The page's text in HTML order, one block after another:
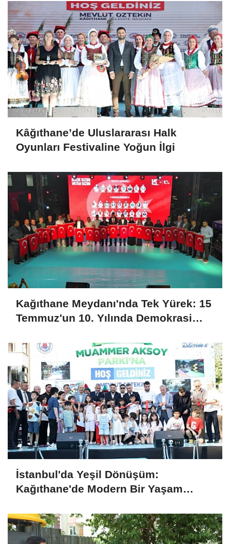
Kâğıthane’de Uluslararası Halk
Oyunları Festivaline Yoğun İlgi
Kağıthane Meydanı'nda Tek Yürek: 15
Temmuz'un 10. Yılında Demokrasi
İstanbul'da Yeşil Dönüşüm:
Kağıthane'de Modern Bir Yaşam